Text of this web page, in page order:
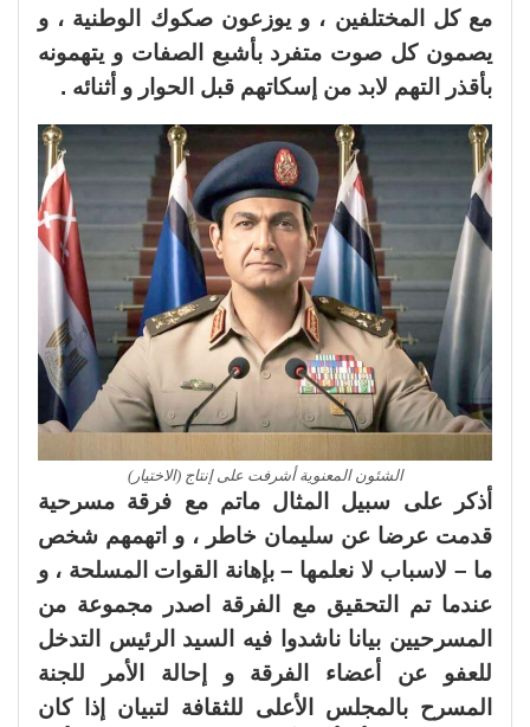
مع كل المختلفين ، و يوزعون صكوك الوطنية ، و
يصمون كل صوت متفرد بأشبع الصفات و يتهمونه
بأقذر التهم لابد من إسكاتهم قبل الحوار و أثنائه .
الشئون المعنوية أشرفت على إنتاج (الاختيار)
أذكر على سبيل المثال ماتم مع فرقة مسرحية
قدمت عرضا عن سليمان خاطر ، و اتهمهم شخص
ما – لاسباب لا نعلمها – بإهانة القوات المسلحة ، و
عندما تم التحقيق مع الفرقة اصدر مجموعة من
المسرحيين بيانا ناشدوا فيه السيد الرئيس التدخل
للعفو عن أعضاء الفرقة و إحالة الأمر للجنة
المسرح بالمجلس الأعلى للثقافة لتبيان إذا كان